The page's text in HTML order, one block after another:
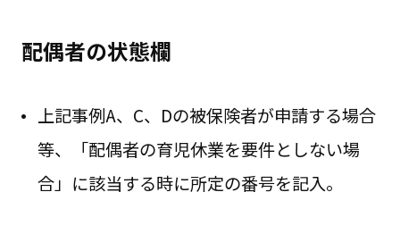
配偶者の状態欄
上記事例A、C、Dの被保険者が申請する場合
等、「配偶者の育児休業を要件としない場
合」に該当する時に所定の番号を記入。